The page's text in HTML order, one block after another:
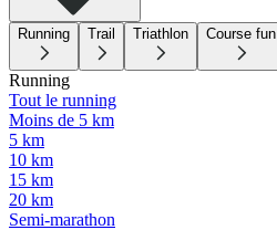
Running Trail Triathlon Course fun
Running
Tout le running
Moins de 5 km
5 km
10 km
15 km
20 km
Semi-marathon